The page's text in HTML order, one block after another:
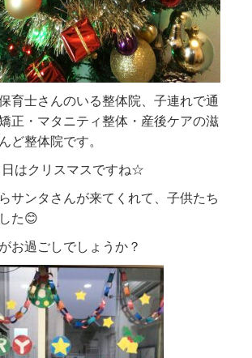
育士さんのいる整体院、子連れで通
正・マタニティ整体・産後ケアの滋
ど整体院です。
はクリスマスですね☆
サンタさんが来てくれて、子供たち
た😊
お過ごしでしょうか？